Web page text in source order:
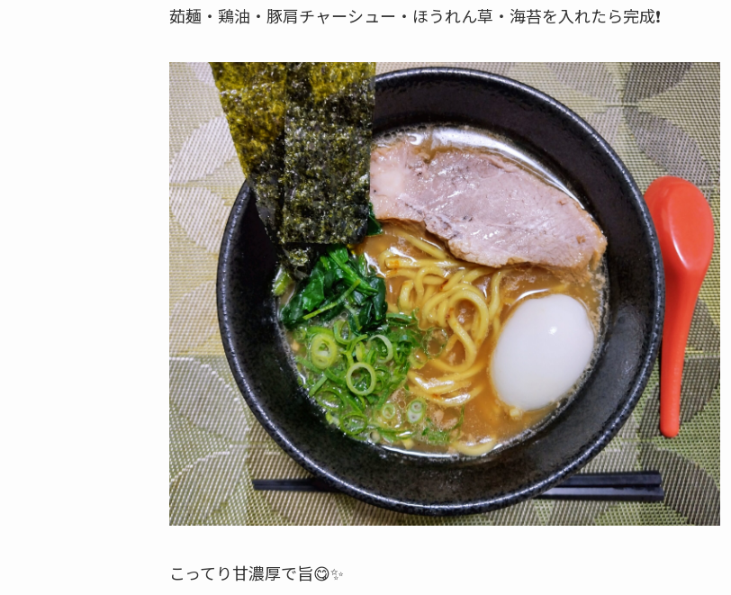
茹麺・鶏油・豚肩チャーシュー・ほうれん草・海苔を入れたら完成❗️
こってり甘濃厚で旨😋✨